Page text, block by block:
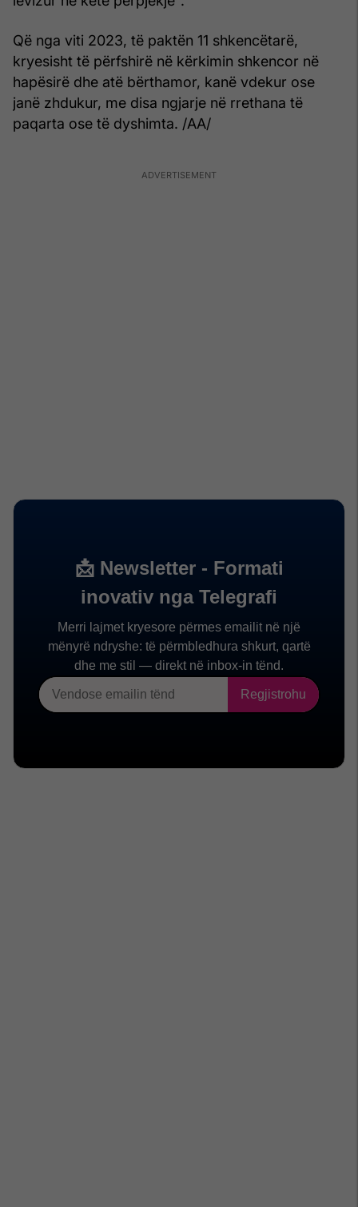
Që nga viti 2023, të paktën 11 shkencëtarë,
kryesisht të përfshirë në kërkimin shkencor në
hapësirë dhe atë bërthamor, kanë vdekur ose
janë zhdukur, me disa ngjarje në rrethana të
paqarta ose të dyshimta. /AA/